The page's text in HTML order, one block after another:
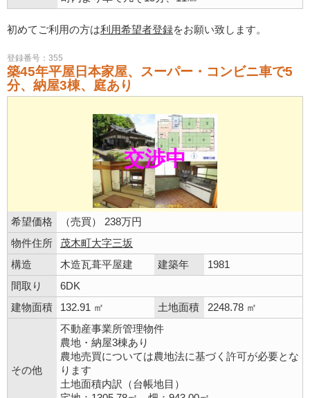
初めてご利用の方は利用希望者登録をお願い致します。
登録番号：355
築45年平屋日本家屋、スーパー・コンビニ車で5
分、納屋3棟、庭あり
交渉中
希望価格
（売買） 238万円
物件住所
茂木町大字三坂
構造
木造瓦葺平屋建 建築年
1981
間取り
6DK
建物面積
132.91 ㎡ 土地面積 2248.78 ㎡
その他
不動産事業所管理物件
農地・納屋3棟あり
農地売買については農地法に基づく許可が必要とな
ります
土地面積内訳（台帳地目）